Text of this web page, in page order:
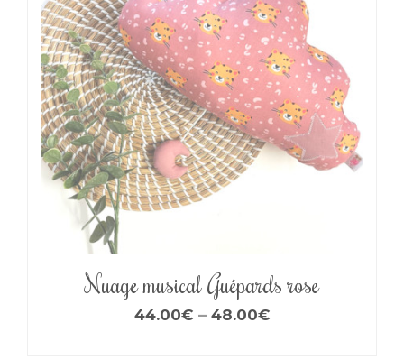
Nuage musical Guépards rose
44.00€ – 48.00€